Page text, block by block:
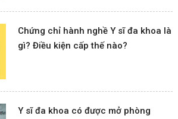
Chứng chỉ hành nghề Y sĩ đa khoa là
gì? Điều kiện cấp thế nào?
Y sĩ đa khoa có được mở phòng